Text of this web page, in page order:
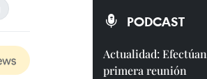
PODCAST
Actualidad: Efectúan
primera reunión